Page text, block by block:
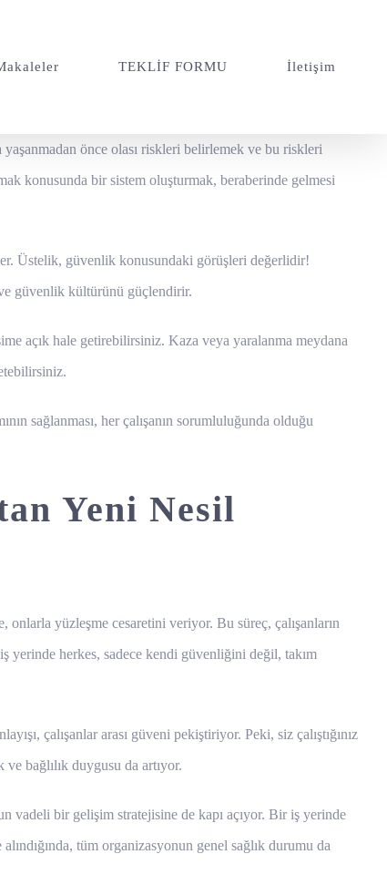
TEKLİF FORMU İletişim
önce olası riskleri belirlemek ve bu riskleri
konusunda bir sistem oluşturmak, beraberinde gelmesi
Üstelik, güvenlik konusundaki görüşleri değerlidir!
güvenlik kültürünü güçlendirir.
açık hale getirebilirsiniz. Kaza veya yaralanma meydana
sağlanması, her çalışanın sorumluluğunda olduğu
Yeni Nesil
yüzleşme cesaretini veriyor. Bu süreç, çalışanların
yerinde herkes, sadece kendi güvenliğini değil, takım
çalışanlar arası güveni pekiştiriyor. Peki, siz çalıştığınız
bağlılık duygusu da artıyor.
vadeli bir gelişim stratejisine de kapı açıyor. Bir iş yerinde
tüm organizasyonun genel sağlık durumu da